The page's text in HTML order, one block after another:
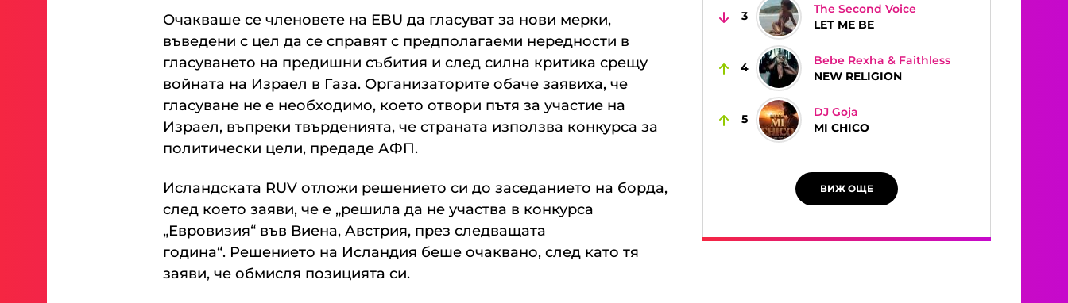
Очакваше се членовете на EBU да гласуват за нови мерки,
въведени с цел да се справят с предполагаеми нередности в
гласуването на предишни събития и след силна критика срещу
войната на Израел в Газа. Организаторите обаче заявиха, че
гласуване не е необходимо, което отвори пътя за участие на
Израел, въпреки твърденията, че страната използва конкурса за
политически цели, предаде АФП.
Исландската RUV отложи решението си до заседанието на борда,
след което заяви, че е „решила да не участва в конкурса
„Евровизия“ във Виена, Австрия, през следващата
година“. Решението на Исландия беше очаквано, след като тя
заяви, че обмисля позицията си.
3
The Second Voice
LET ME BE
4
Bebe Rexha & Faithless
NEW RELIGION
5
DJ Goja
MI CHICO
ВИЖ ОЩЕ